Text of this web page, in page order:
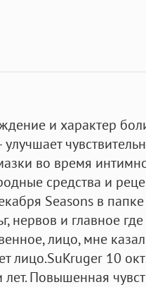
и характер
во время
средства и
Seasons в
нервов и главное
лицо, мне
лицо.SuKruger 10
Повышенная